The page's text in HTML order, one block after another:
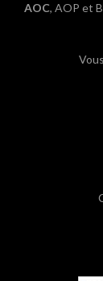
AOC, AOP et